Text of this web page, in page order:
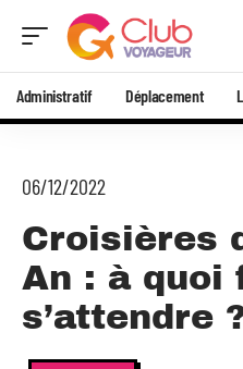
Administratif Déplacement
06/12/2022
Croisières
An : à quoi
s’attendre